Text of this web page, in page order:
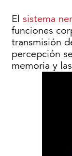
El sistema
funciones
transmisión
percepción
memoria y